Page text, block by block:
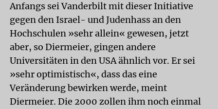
Anfangs sei Vanderbilt mit dieser Initiative
gegen den Israel- und Judenhass an den
Hochschulen »sehr allein« gewesen, jetzt
aber, so Diermeier, gingen andere
Universitäten in den USA ähnlich vor. Er sei
»sehr optimistisch«, dass das eine
Veränderung bewirken werde, meint
Diermeier. Die 2000 zollen ihm noch einmal